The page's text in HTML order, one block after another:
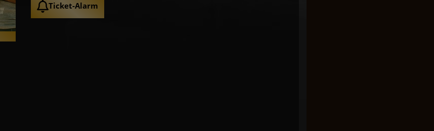
Ticket-Alarm